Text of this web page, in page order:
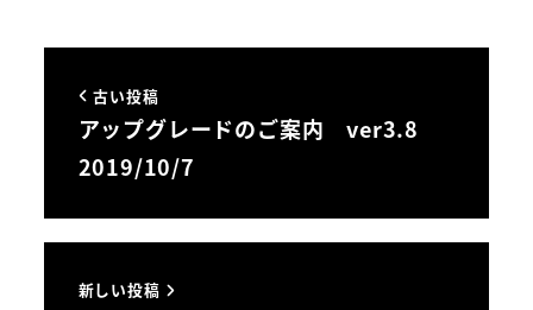
古い投稿
アップグレードのご案内 ver3.8
2019/10/7
新しい投稿